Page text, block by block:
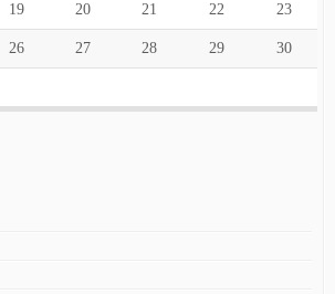
19 20 21 22 23
26 27 28 29 30